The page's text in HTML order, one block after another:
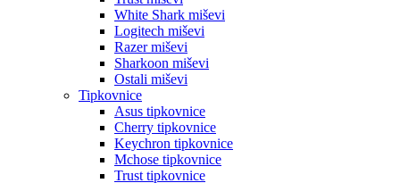
White Shark miševi
Logitech miševi
Razer miševi
Sharkoon miševi
Ostali miševi
Tipkovnice
Asus tipkovnice
Cherry tipkovnice
Keychron tipkovnice
Mchose tipkovnice
Trust tipkovnice